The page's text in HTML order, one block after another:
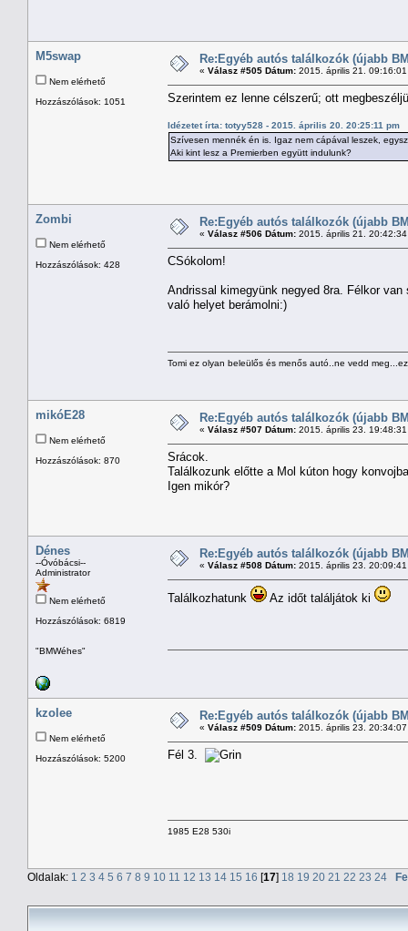
M5swap
Nem elérhető
Hozzászólások: 1051
Re:Egyéb autós találkozók (újabb
« Válasz #505 Dátum: 2015. április 21.
Szerintem ez lenne célszerű; ott
Idézetet írta: totyy528 - 2015. április 20. 20:25:11 pm
Szívesen mennék én is. Igaz nem cápával leszek,
Aki kint lesz a Premierben együtt indulunk?
Zombi
Nem elérhető
Hozzászólások: 428
Re:Egyéb autós találkozók (újabb
« Válasz #506 Dátum: 2015. április 21.
CSókolom!
Andrissal kimegyünk negyed 8ra. Félkor
való helyet berámolni:)
Tomi ez olyan beleülős és menős autó..ne vedd
mikóE28
Nem elérhető
Hozzászólások: 870
Re:Egyéb autós találkozók (újabb
« Válasz #507 Dátum: 2015. április 23.
Srácok.
Találkozunk előtte a Mol kúton hogy
Igen mikór?
Dénes
--Óvóbácsi--
Administrator
Nem elérhető
Hozzászólások: 6819
"BMWéhes"
Re:Egyéb autós találkozók (újabb
« Válasz #508 Dátum: 2015. április 23.
Találkozhatunk Az időt találjátok ki
kzolee
Nem elérhető
Hozzászólások: 5200
Re:Egyéb autós találkozók (újabb
« Válasz #509 Dátum: 2015. április 23.
Fél 3.
1985 E28 530i
Oldalak: 1 2 3 4 5 6 7 8 9 10 11 12 13 14 15 16 [17] 18 19 20 21 22 23 24